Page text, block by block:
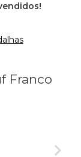
Franco